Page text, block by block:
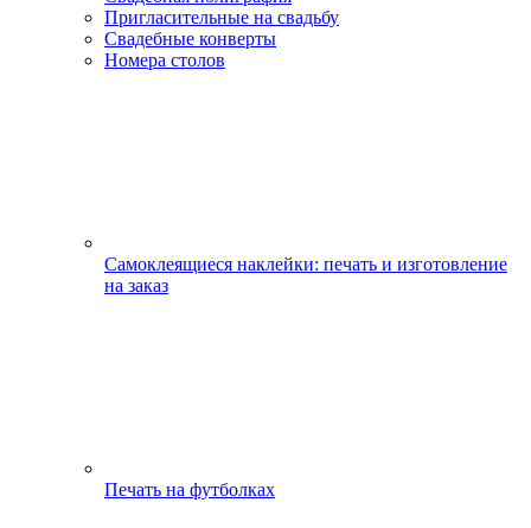
Пригласительные на свадьбу
Свадебные конверты
Номера столов
Самоклеящиеся наклейки: печать и изготовление
на заказ
Печать на футболках